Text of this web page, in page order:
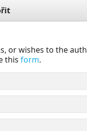
or wishes to the
this form.